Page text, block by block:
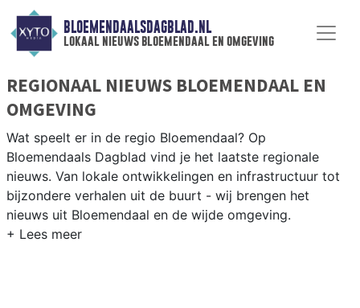
BLOEMENDAALSDAGBLAD.NL
lokaal nieuws bloemendaal en omgeving
REGIONAAL NIEUWS BLOEMENDAAL EN
OMGEVING
Wat speelt er in de regio Bloemendaal? Op
Bloemendaals Dagblad vind je het laatste regionale
nieuws. Van lokale ontwikkelingen en infrastructuur tot
bijzondere verhalen uit de buurt - wij brengen het
nieuws uit Bloemendaal en de wijde omgeving.